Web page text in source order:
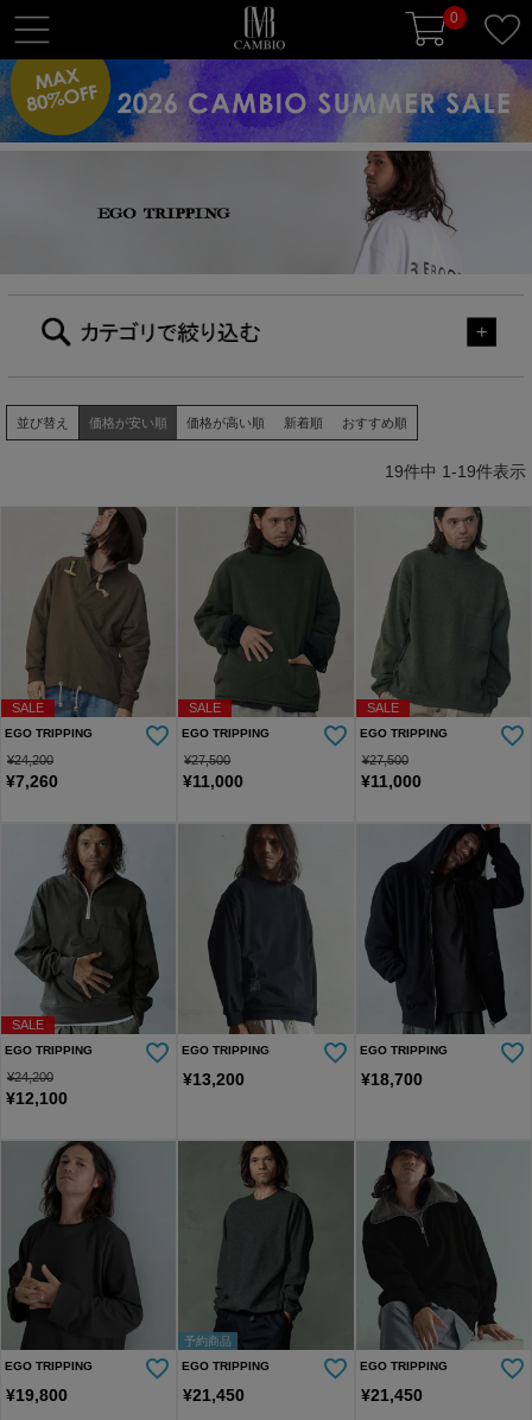
0
t
o
g
l
i
t
i
o
並び替え 価格が安い順 価格が高い順 新着順 おすすめ順
19件中 1-19件表示
SALE
EGO TRIPPING
¥24,200
¥7,260
SALE
EGO TRIPPING
¥27,500
¥11,000
SALE
EGO TRIPPING
¥27,500
¥11,000
SALE
EGO TRIPPING
¥24,200
¥12,100
EGO TRIPPING
¥13,200
EGO TRIPPING
¥18,700
EGO TRIPPING
¥19,800
予約商品
EGO TRIPPING
¥21,450
EGO TRIPPING
¥21,450